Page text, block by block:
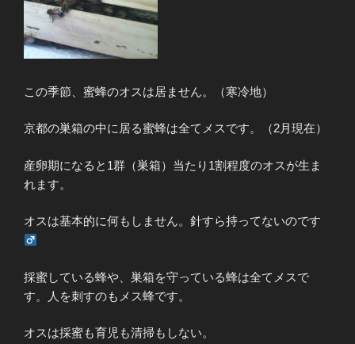
この季節、蜜蜂のオスは居ません。（寒冷地）
京都の巣箱の中に居る蜜蜂は全てメスです。（2月現在）
産卵期になると1群（巣箱）当たり1割程度のオスが生ま
れます。
オスは基本的に何もしません。針すら持ってないのです
採蜜している蜂や、巣箱を守っている蜂は全てメスで
す。人を刺すのもメス蜂です。
オスは採蜜も育児も清掃もしない。